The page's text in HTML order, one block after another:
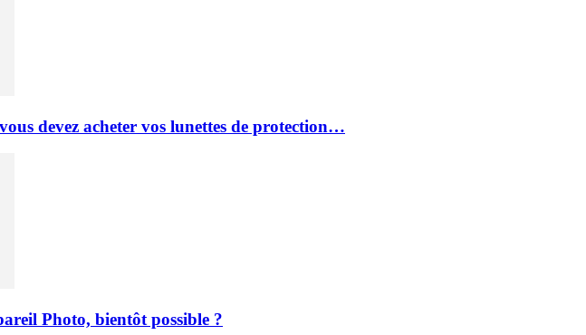
devez acheter vos lunettes de protection…
Photo, bientôt possible ?